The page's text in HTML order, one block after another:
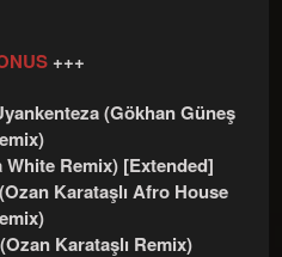
+++
(Gökhan Güneş
Remix) [Extended]
Karataşlı Afro House
Karataşlı Remix)